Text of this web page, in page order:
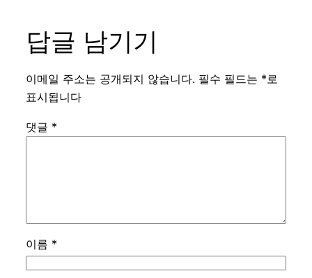
답글 남기기
이메일 주소는 공개되지 않습니다. 필수 필드는 *로
표시됩니다
댓글 *
이름 *